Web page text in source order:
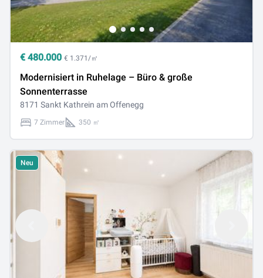
€ 480.000 € 1.371/㎡
Modernisiert in Ruhelage – Büro & große
Sonnenterrasse
8171 Sankt Kathrein am Offenegg
7 Zimmer 350 ㎡
Neu